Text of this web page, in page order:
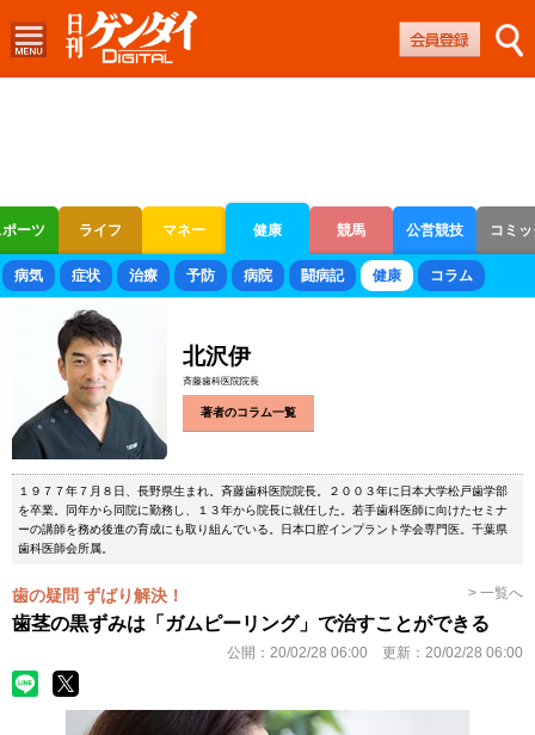
ーツ ライフ マネー 健康 競馬 公営競技 コミ
ボートレース 競輪 オートレース
病気 症状 治療 予防 病院 闘病記 健康 コラム
北沢伊
斉藤歯科医院院長
著者のコラム一覧
１９７７年７月８日、長野県生まれ。斉藤歯科医院院長。２００３年に日本大学松戸歯学部
を卒業。同年から同院に勤務し、１３年から院長に就任した。若手歯科医師に向けたセミナ
ーの講師を務め後進の育成にも取り組んでいる。日本口腔インプラント学会専門医。千葉県
歯科医師会所属。
歯の疑問 ずばり解決！ > 一覧へ
歯茎の黒ずみは「ガムピーリング」で治すことができる
公開： 20/02/28 06:00 更新： 20/02/28 06:00